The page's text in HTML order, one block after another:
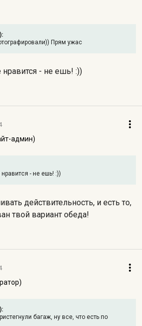
Прям ужас
нравится - не ешь! :))
админ)
нравится - не ешь! :))
действительность, и есть то,
твой вариант обеда!
багаж, ну все, что есть по